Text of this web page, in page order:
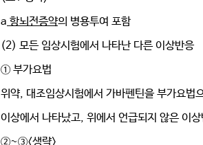
a 항뇌전증약의 병용투여 포함
(2) 모든 임상시험에서 나타난 다른 이상반응
① 부가요법
위약, 대조임상시험에서 가바펜틴을 부가요법
이상에서 나타났고, 위에서 언급되지 않은 이
②~③<생략>